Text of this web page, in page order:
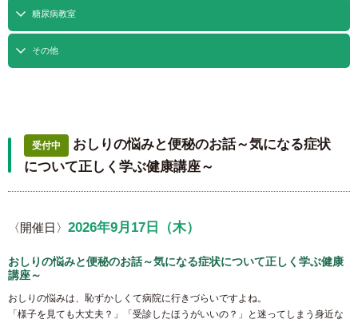
糖尿病教室
その他
受付中
おしりの悩みと便秘のお話～気になる症状
について正しく学ぶ健康講座～
〈開催日〉 2026年9月17日（木）
おしりの悩みと便秘のお話～気になる症状について正しく学ぶ健康
講座～
おしりの悩みは、恥ずかしくて病院に行きづらいですよね。
「様子を見ても大丈夫？」「受診したほうがいいの？」と迷ってしまう身近な